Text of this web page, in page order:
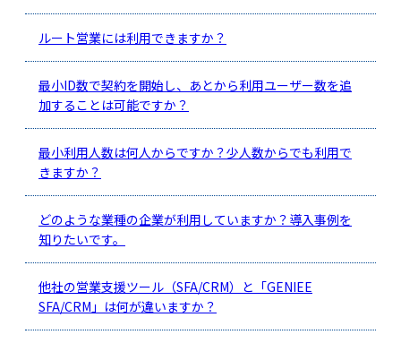
ルート営業には利用できますか？
最小ID数で契約を開始し、あとから利用ユーザー数を追
加することは可能ですか？
最小利用人数は何人からですか？少人数からでも利用で
きますか？
どのような業種の企業が利用していますか？導入事例を
知りたいです。
他社の営業支援ツール（SFA/CRM）と「GENIEE
SFA/CRM」は何が違いますか？